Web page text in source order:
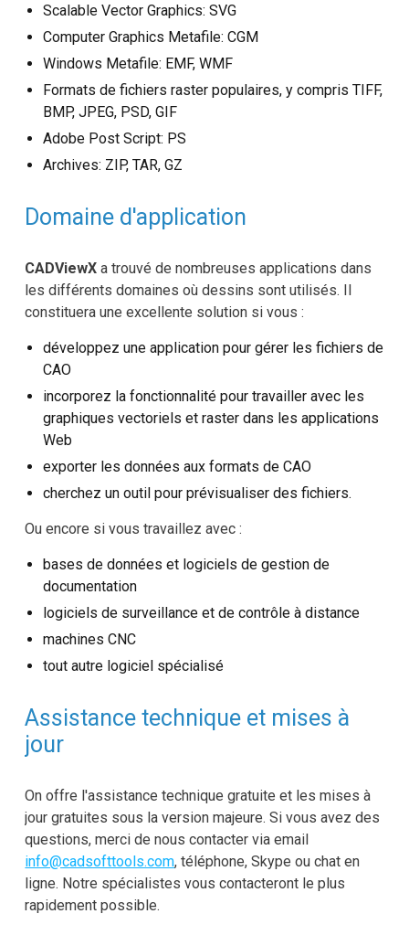
Scalable Vector Graphics: SVG
Computer Graphics Metafile: CGM
Windows Metafile: EMF, WMF
Formats de fichiers raster populaires, y compris TIFF,
BMP, JPEG, PSD, GIF
Adobe Post Script: PS
Archives: ZIP, TAR, GZ
Domaine d'application
CADViewX a trouvé de nombreuses applications dans
les différents domaines où dessins sont utilisés. Il
constituera une excellente solution si vous :
développez une application pour gérer les fichiers de
CAO
incorporez la fonctionnalité pour travailler avec les
graphiques vectoriels et raster dans les applications
Web
exporter les données aux formats de CAO
cherchez un outil pour prévisualiser des fichiers.
Ou encore si vous travaillez avec :
bases de données et logiciels de gestion de
documentation
logiciels de surveillance et de contrôle à distance
machines CNC
tout autre logiciel spécialisé
Assistance technique et mises à
jour
On offre l'assistance technique gratuite et les mises à
jour gratuites sous la version majeure. Si vous avez des
questions, merci de nous contacter via email
info@cadsofttools.com, téléphone, Skype ou chat en
ligne. Notre spécialistes vous contacteront le plus
rapidement possible.